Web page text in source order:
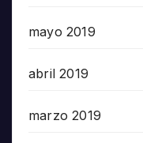
mayo 2019
abril 2019
marzo 2019